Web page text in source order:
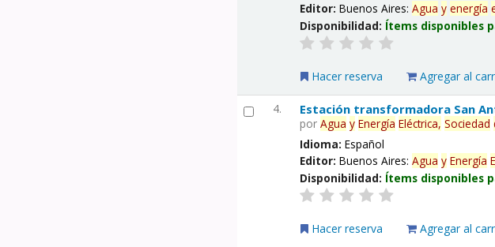
Editor:Buenos Aires:Agua y energía
Disponibilidad: Ítems disponibles
Hacer reserva Agregar al
4. Estación transformadora San
porAgua y Energía Eléctrica, Sociedad
Idioma:Español
Editor:Buenos Aires:Agua y Energía
Disponibilidad: Ítems disponibles
Hacer reserva Agregar al